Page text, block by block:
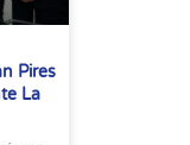
Pires
La